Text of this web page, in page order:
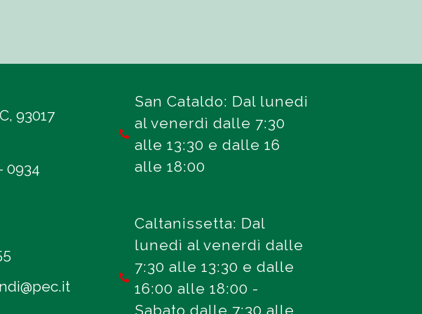
93017
0934
San Cataldo: Dal lunedi
al venerdì dalle 7:30
alle 13:30 e dalle 16
alle 18:00
Caltanissetta: Dal
lunedì al venerdì dalle
7:30 alle 13:30 e dalle
16:00 alle 18:00 -
Sabato dalle 7:30 alle